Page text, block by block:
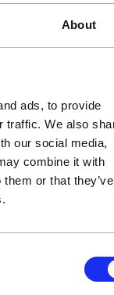
About
ads, to provide
traffic. We also
our social media,
combine it with
or that they’ve